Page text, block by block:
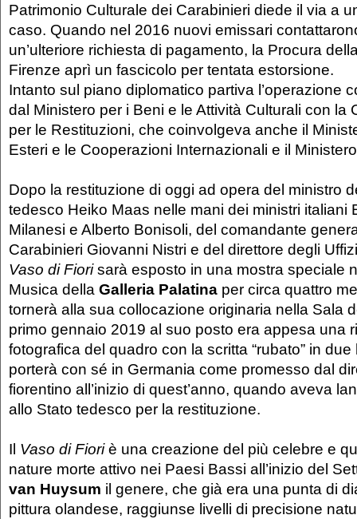
Patrimonio Culturale dei Carabinieri diede il via a
caso. Quando nel 2016 nuovi emissari
un’ulteriore richiesta di pagamento, la Procura
Firenze aprì un fascicolo per tentata estorsione.
Intanto sul piano diplomatico partiva l’operazione
dal Ministero per i Beni e le Attività Culturali con la
per le Restituzioni, che coinvolgeva anche il
Esteri e le Cooperazioni Internazionali e il
Dopo la restituzione di oggi ad opera del ministro
tedesco Heiko Maas nelle mani dei ministri italiani
Milanesi e Alberto Bonisoli, del comandante
Carabinieri Giovanni Nistri e del direttore degli
Vaso di Fiorisarà esposto in una mostra speciale
Musica della Galleria Palatina per circa quattro
tornerà alla sua collocazione originaria nella Sala
primo gennaio 2019 al suo posto era appesa una
fotografica del quadro con la scritta “rubato” in
porterà con sé in Germania come promesso dal
fiorentino all’inizio di quest’anno, quando aveva
allo Stato tedesco per la restituzione.
Il Vaso di Fioriè una creazione del più celebre e
nature morte attivo nei Paesi Bassi all’inizio del
van Huysum il genere, che già era una punta di
pittura olandese, raggiunse livelli di precisione